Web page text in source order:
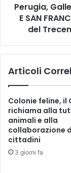
i
a
l
l
a
C
a
s
a
r
a
z
i
o
n
l
Perugia,
E SAN
del
Articoli
Colonie feline, il
richiama alla
animali e alla
collaborazione
cittadini
3 giorni fa